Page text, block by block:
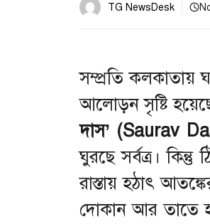
TG NewsDesk
সম্প্রতি কলকাতায়
আলোড়ন সৃষ্টি
দাস’ (Saurav
ঘুরছে সর্বত্র।
রাস্তায় হঠাৎ
দোকান আর তাতে